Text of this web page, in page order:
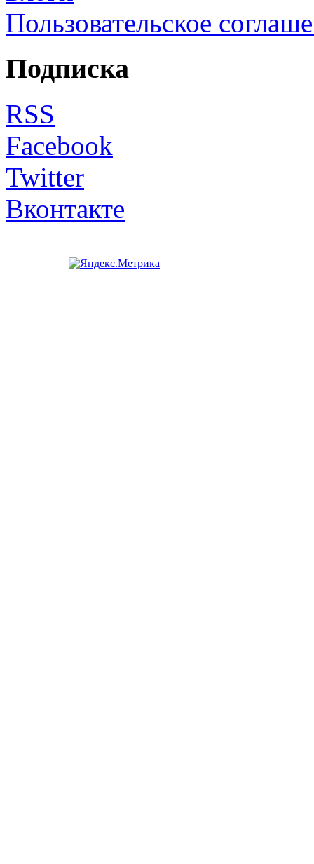
Пользовательское
Подписка
RSS
Facebook
Twitter
Вконтакте